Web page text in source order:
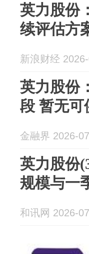
英力股份
续评估方
新浪财经
英力股份
段 暂无可
金融界 2026-
英力股份
规模与一
和讯网 2026-